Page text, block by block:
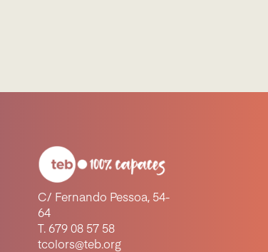
C/ Fernando Pessoa, 54-
64
T. 679 08 57 58
tcolors@teb.org